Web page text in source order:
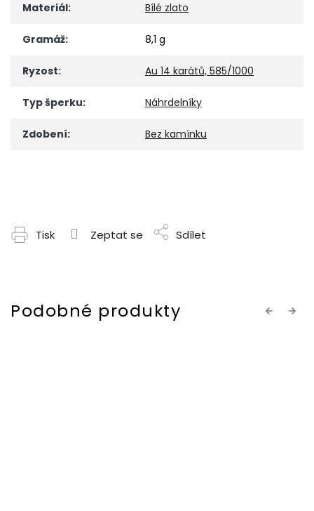
Materiál: Bílé zlato
Gramáž: 8,1 g
Ryzost: Au 14 karátů, 585/1000
Typ šperku: Náhrdelníky
Zdobení: Bez kamínku
Tisk Zeptat se Sdílet
Previous
Next